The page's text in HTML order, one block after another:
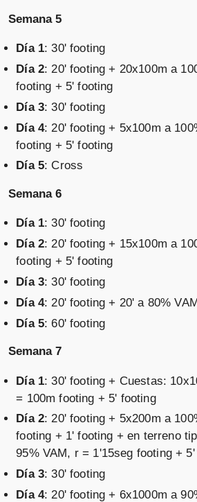
Semana 5
Día 1: 30' footing
Día 2: 20' footing + 20x100m a
footing + 5' footing
Día 3: 30' footing
Día 4: 20' footing + 5x100m a
footing + 5' footing
Día 5: Cross
Semana 6
Día 1: 30' footing
Día 2: 20' footing + 15x100m a
footing + 5' footing
Día 3: 30' footing
Día 4: 20' footing + 20' a 80%
Día 5: 60' footing
Semana 7
Día 1: 30' footing + Cuestas:
= 100m footing + 5' footing
Día 2: 20' footing + 5x200m a
footing + 1' footing + en terreno
95% VAM, r = 1'15seg footing +
Día 3: 30' footing
Día 4: 20' footing + 6x1000m a